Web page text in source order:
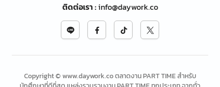
ติดต่อเรา:info@daywork.co
Copyright © www.daywork.co ตลาดงาน PART TIME สำหรับ